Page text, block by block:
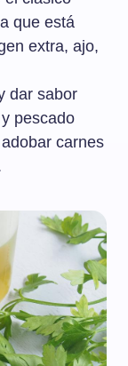
que está
extra, ajo,
dar sabor
pescado
carnes